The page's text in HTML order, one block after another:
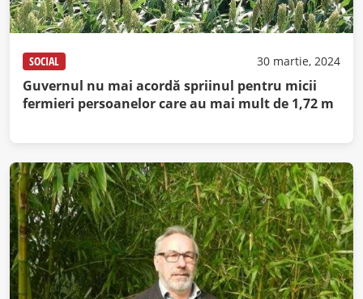
SOCIAL 30 martie, 2024
Guvernul nu mai acordă spriinul pentru micii
fermieri persoanelor care au mai mult de 1,72 m